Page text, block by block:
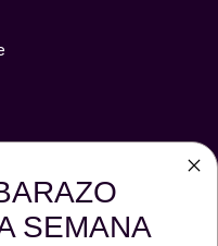
SEMANA